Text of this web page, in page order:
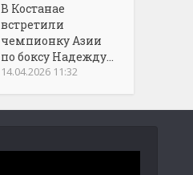
В Костанае
встретили
чемпионку Азии
по боксу Надежду...
14.04.2026 11:32